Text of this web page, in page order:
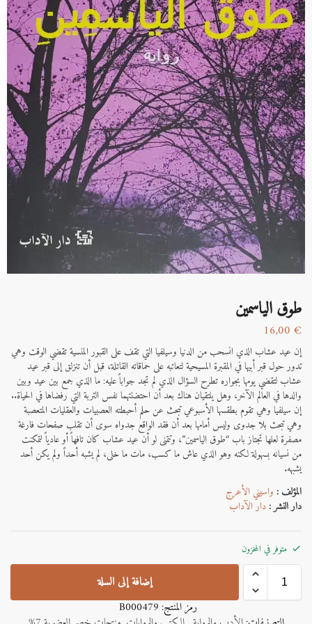
طوق الياسمين
16,00 €
إن عيد عشاب الذي انسحب من الدنيا وسيلفيا التي تقف على القبور المنسية تقضي الوقت وهي
تدور حول قبر أبيها في المقبرة المسيحية لتعاتبه على حماقاته القاتلة، قبل أن تنزلق إلى قبر عيد
عشاب لتقضي يومها بجواره تطرح السؤال الذي لم تجد جواباً عليه: ما الذي جمع بين عيد وبين
والدها في العالم الآخر، وهل يلتقيان هناك بعد أن احتضنتهما نفس التربة التي رفضاها في الحياة..
إن سيلفيا وهي تقوم بطقسها الأسبوعي تبحث عن حلم أحبطته العصبيات والعقليات المتعصبة
وهي تبحث بلا جدوى وليس أمامها بعد أن فقد الواقع جدواه سوى أن تقلب صفحات فارغة
مصفرة لعلها تجتاز باب “طوق الياسمين”، وتتمنى لو أن عيد عشاب كان تافهاً أو عادياً لتمكنت
من نسيانه بسهولة لكنه وهو الذي عاش ما كسب، مات ما خلى، لم يشبه أحداً ولم يكن أحد
يشبهه.
المؤلف : واسيني اﻷعرج
دار النشر :دار الآداب
متوفر في المخزون
إضافة إلى السلة
رمز المنتج: B000479